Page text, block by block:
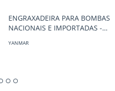
ENGRAXADEIRA PARA BOMBAS
NACIONAIS E IMPORTADAS -
YANMAR